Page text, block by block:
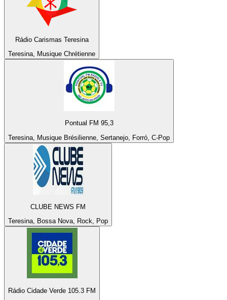
Rádio Carismas Teresina
Teresina, Musique Chrétienne
Pontual FM 95,3
Teresina, Musique Brésilienne, Sertanejo, Forró, C-Pop
CLUBE NEWS FM
Teresina, Bossa Nova, Rock, Pop
Rádio Cidade Verde 105.3 FM